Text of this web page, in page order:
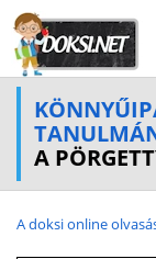
A
A doksi online